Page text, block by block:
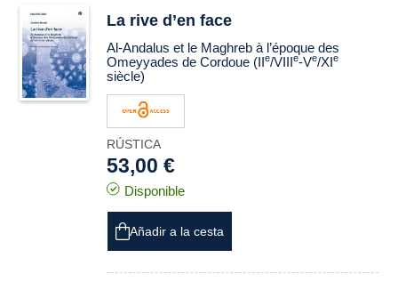
La rive d’en face
Al-Andalus et le Maghreb à l’époque des
Omeyyades de Cordoue (IIe/VIIIe-Ve/XIe
siècle)
RÚSTICA
53,00 €
Disponible
Añadir a la cesta